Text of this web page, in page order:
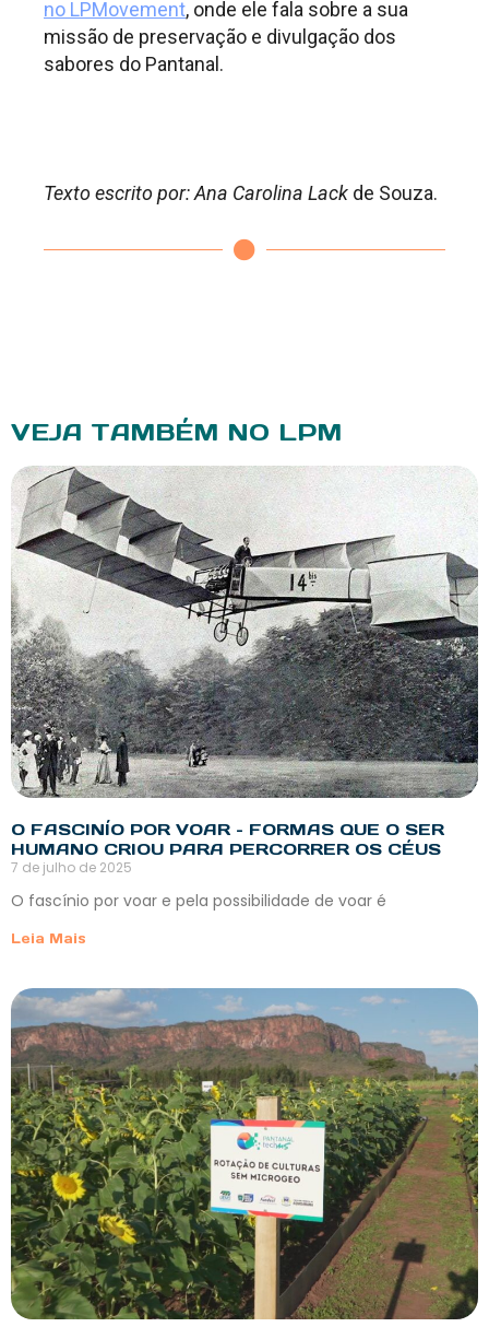
no LPMovement, onde ele fala sobre a sua
missão de preservação e divulgação dos
sabores do Pantanal.
Texto escrito por: Ana Carolina Lack de Souza.
VEJA TAMBÉM NO LPM
O FASCINÍO POR VOAR – FORMAS QUE O SER
HUMANO CRIOU PARA PERCORRER OS CÉUS
7 de julho de 2025
O fascínio por voar e pela possibilidade de voar é
Leia Mais